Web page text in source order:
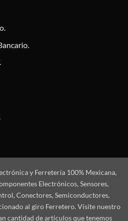
y Ferretería 100% Mexicana,
Electrónicos, Sensores,
Conectores, Semiconductores,
al giro Ferretero. Visite nuestro
cantidad de artículos que tenemos